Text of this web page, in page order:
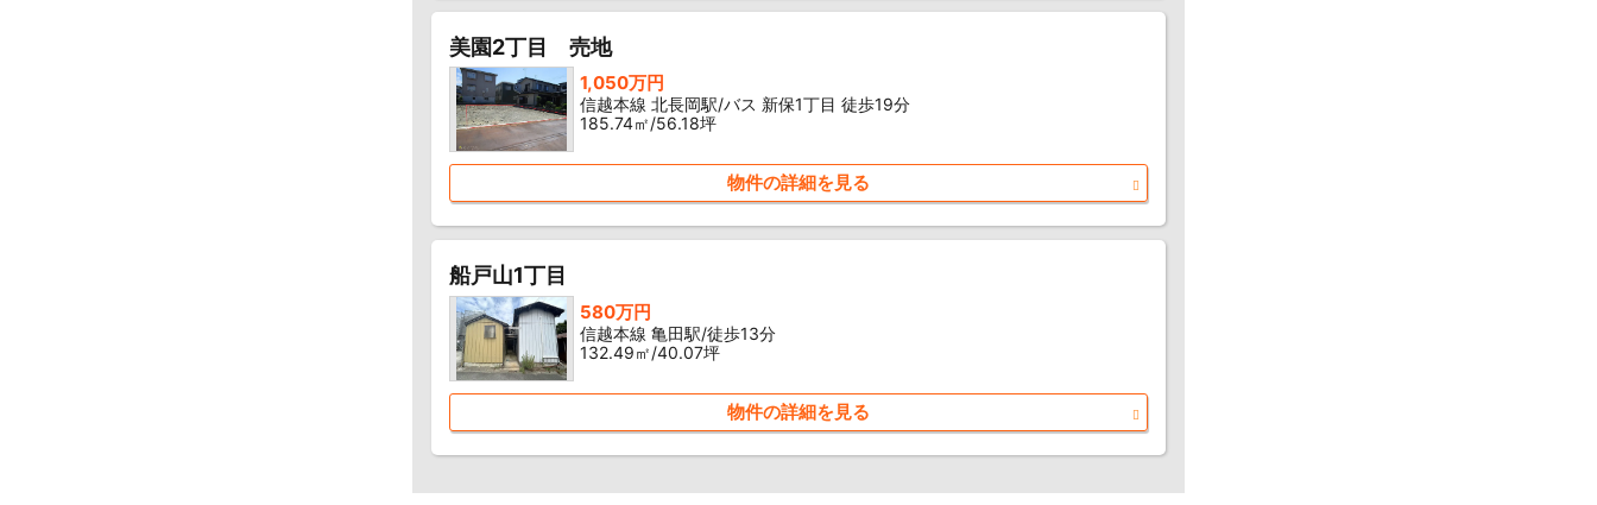
美園2丁目 売地
1,050万円
信越本線 北長岡駅/バス 新保1丁目 徒歩19分
185.74㎡/56.18坪
物件の詳細を見る
船戸山1丁目
580万円
信越本線 亀田駅/徒歩13分
132.49㎡/40.07坪
物件の詳細を見る